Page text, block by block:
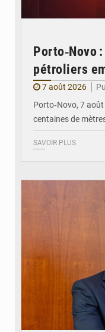
Porto‑Novo
pétroliers
7 août 2026
Porto‑Novo, 7
centaines de
SAVOIR PLUS